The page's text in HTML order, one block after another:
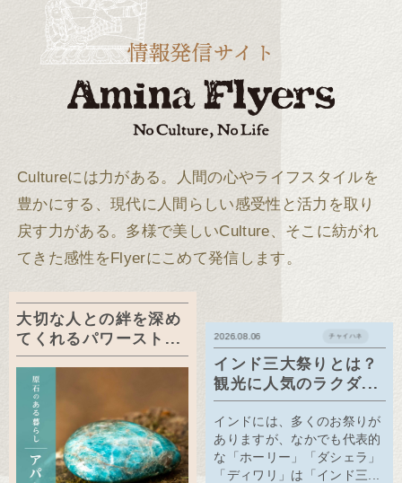
Cultureには力がある。
人間の心やライフスタイルを
豊かにする、現代に人間らしい感受性と活力を取り
戻す力がある。 多様で美しいCulture、そこに紡がれ
てきた感性をFlyerにこめて発信します。
大切な人との絆を深め
てくれるパワースト...
インド三大祭りとは？
観光に人気のラクダ...
インドには、多くのお祭りが
ありますが、なかでも代表的
な「ホーリー」「ダシェラ」
「ディワリ」は「インド三...
2026.08.06 チャイハネ